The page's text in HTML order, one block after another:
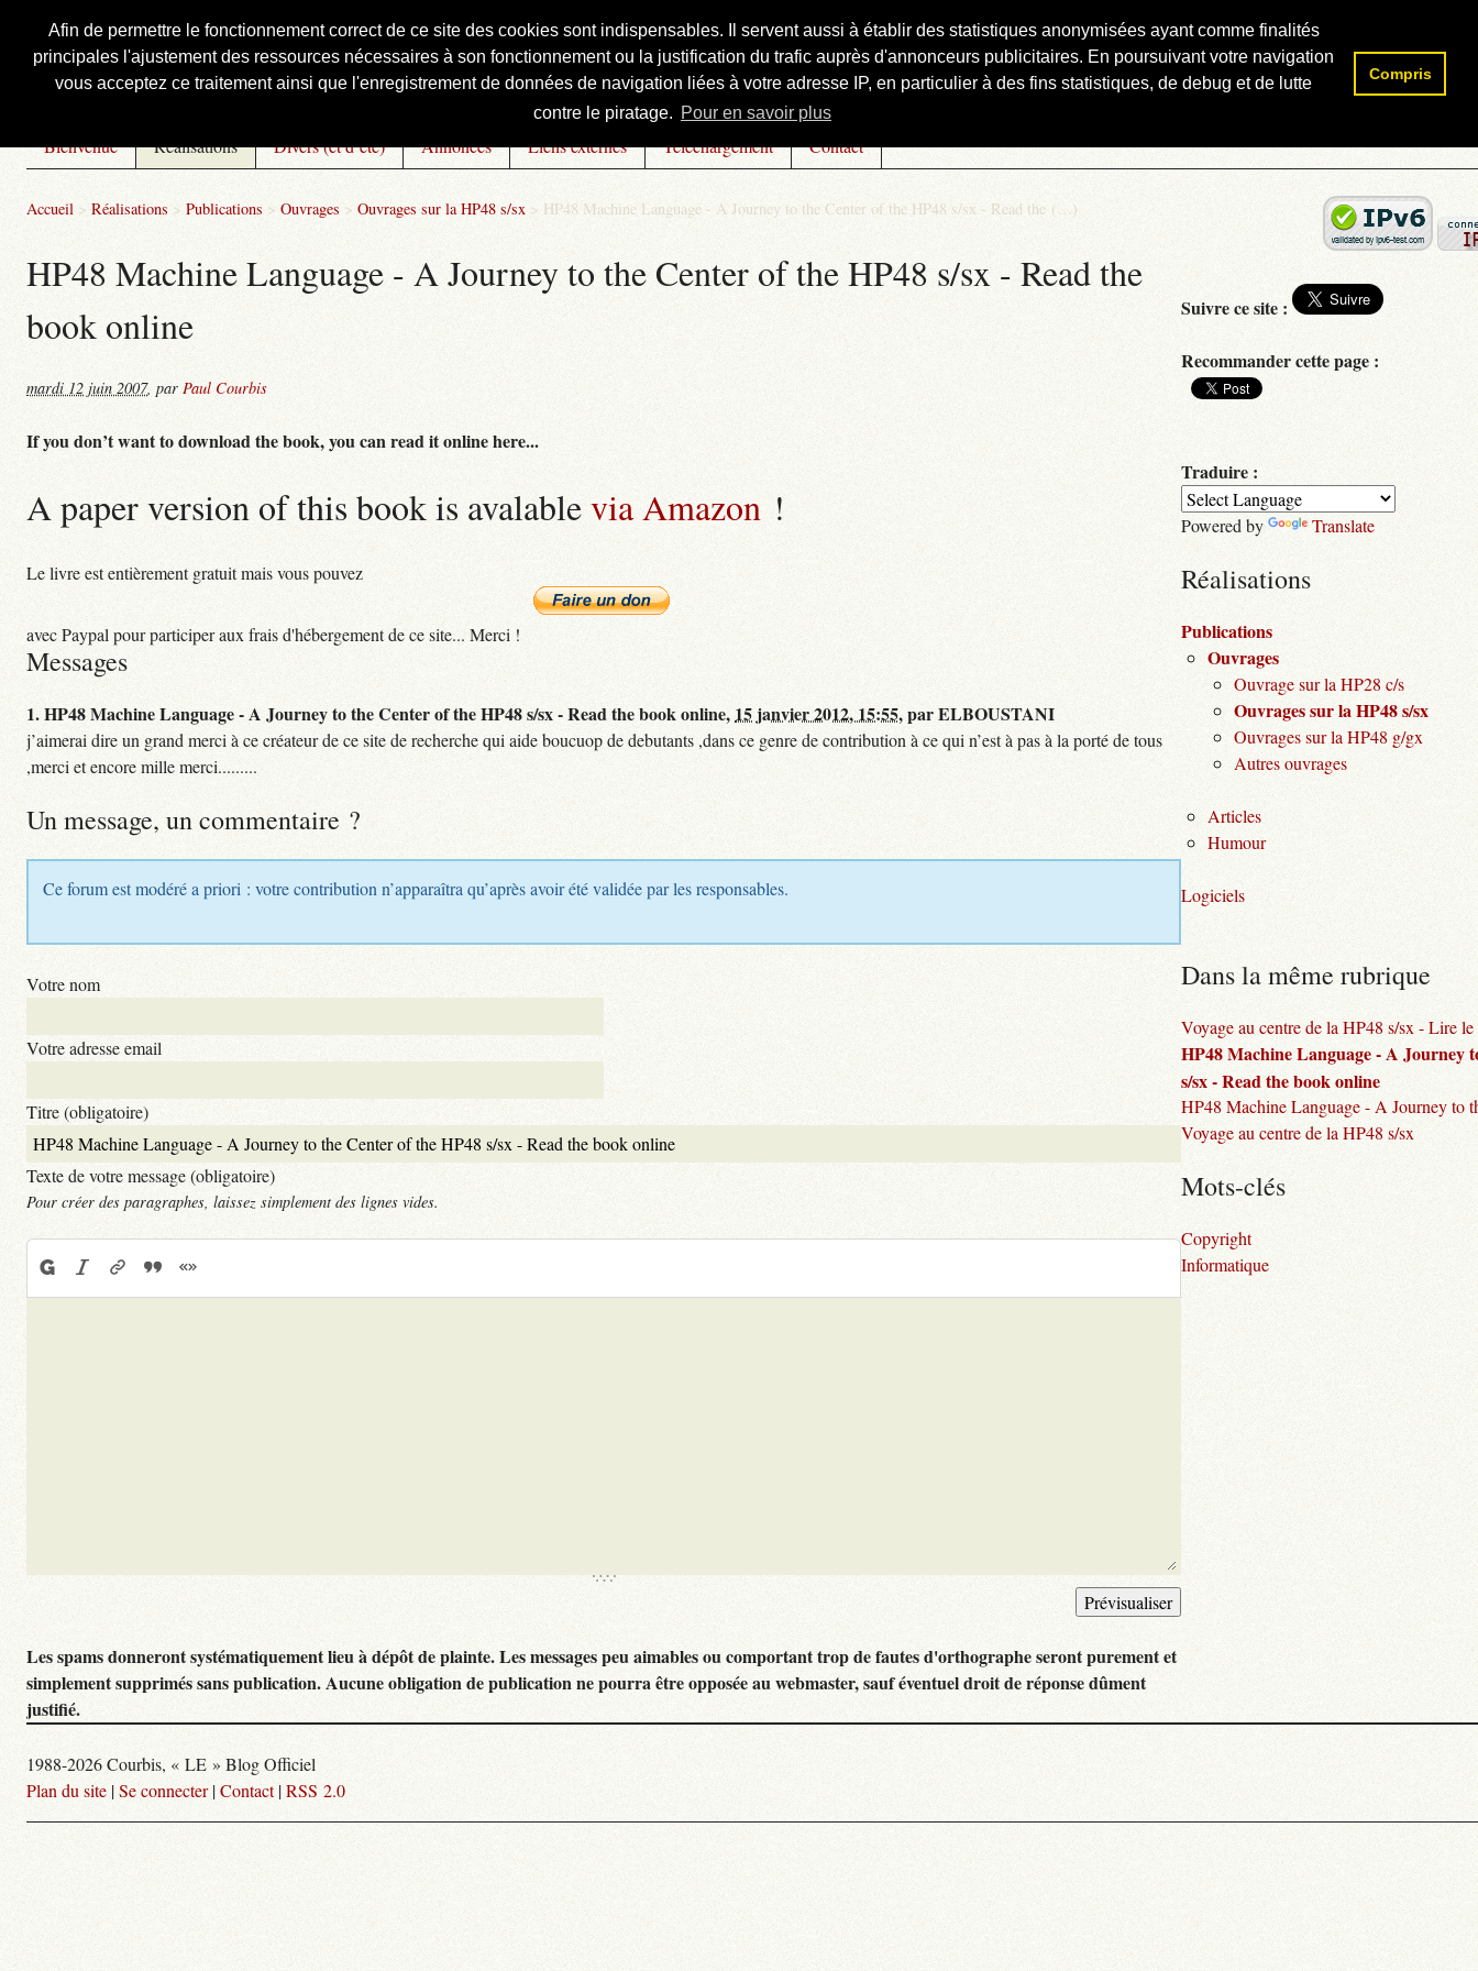
Afin de permettre le fonctionnement correct de ce site des cookies sont indispensables. Il servent aussi à établir des statistiques anonymisées ayant comme finalités
principales l'ajustement des ressources nécessaires à son fonctionnement ou la justification du trafic auprès d'annonceurs publicitaires. En poursuivant votre navigation
vous acceptez ce traitement ainsi que l'enregistrement de données de navigation liées à votre adresse IP, en particulier à des fins statistiques, de debug et de lutte
contre le piratage. Pour en savoir plus
Compris
Courbis, « LE » Blog Officiel
Bienvenue Réalisations Divers (et d’été) Annonces Liens externes Téléchargement Contact
Accueil > Réalisations > Publications > Ouvrages > Ouvrages sur la HP48 s/sx > HP48 Machine Language - A Journey to the Center of the HP48 s/sx - Read the (…)
HP48 Machine Language - A Journey to the Center of the HP48 s/sx - Read the
book online
mardi 12 juin 2007, par Paul Courbis
If you don’t want to download the book, you can read it online here...
A paper version of this book is avalablevia Amazon !
Le livre est entièrement gratuit mais vous pouvez
avec Paypal pour participer aux frais d'hébergement de ce site... Merci !
Messages
1.HP48 Machine Language - A Journey to the Center of the HP48 s/sx - Read the book online, 15 janvier 2012, 15:55,parELBOUSTANI
j’aimerai dire un grand merci à ce créateur de ce site de recherche qui aide boucuop de debutants ,dans ce genre de contribution à ce qui n’est à pas à la porté de tous
,merci et encore mille merci.........
Un message, un commentaire ?
Ce forum est modéré a priori : votre contribution n’apparaîtra qu’après avoir été validée par les responsables.
Votre nom
Votre adresse email
Titre (obligatoire)
Texte de votre message (obligatoire)
Pour créer des paragraphes, laissez simplement des lignes vides.
Les spams donneront systématiquement lieu à dépôt de plainte. Les messages peu aimables ou comportant trop de fautes d'orthographe seront purement et
simplement supprimés sans publication. Aucune obligation de publication ne pourra être opposée au webmaster, sauf éventuel droit de réponse dûment
justifié.
Rechercher :
Suivre ce site :
Recommander cette page :
Traduire :
Powered by Translate
Réalisations
Publications
Ouvrages
Ouvrage sur la HP28 c/s
Ouvrages sur la HP48 s/sx
Ouvrages sur la HP48 g/gx
Autres ouvrages
Articles
Humour
Logiciels
Dans la même rubrique
Voyage au centre de la HP48 s/sx - Lire
HP48 Machine Language - A Journey
s/sx - Read the book online
HP48 Machine Language - A Journey to
Voyage au centre de la HP48 s/sx
Mots-clés
Copyright
Informatique
1988-2026 Courbis, « LE » Blog Officiel
Plan du site |Se connecter|Contact|RSS 2.0